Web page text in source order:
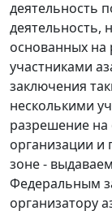
деятельность
деятельность,
основанных на
участниками
заключения
несколькими
разрешение на
организации и
зоне -
Федеральным
организатору